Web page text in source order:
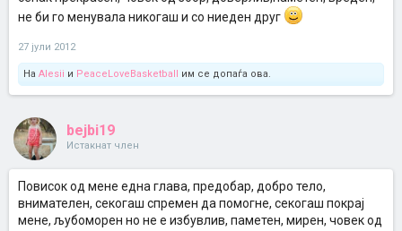
не би го менувала никогаш и со ниеден друг
27 јули 2012
На Alesii и PeaceLoveBasketball им се допаѓа ова.
bejbi19
Истакнат член
Повисок од мене една глава, предобар, добро тело,
внимателен, секогаш спремен да помогне, секогаш покрај
мене, љубоморен но не е избувлив, паметен, мирен, човек од